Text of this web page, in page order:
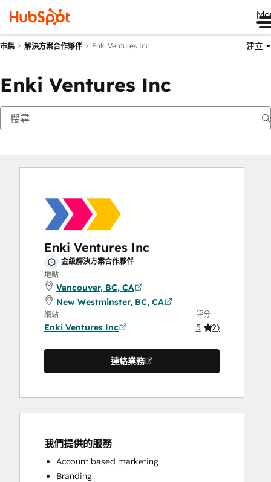
市集 解決方案合作夥伴 Enki Ventures Inc 建立
Enki Ventures Inc
Enki Ventures Inc
金級解決方案合作夥伴
地點
Vancouver, BC, CA
New Westminster, BC, CA
網站
Enki Ventures Inc
評分
5 (2)
連絡業務
我們提供的服務
Account based marketing
Branding